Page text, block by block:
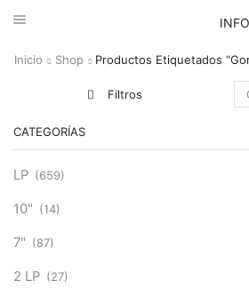
Inicio Shop Productos Etiquetados
Filtros
CATEGORÍAS
LP (659)
10" (14)
7" (87)
2 LP (27)